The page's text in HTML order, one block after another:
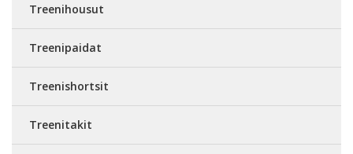
Treenihousut
Treenipaidat
Treenishortsit
Treenitakit